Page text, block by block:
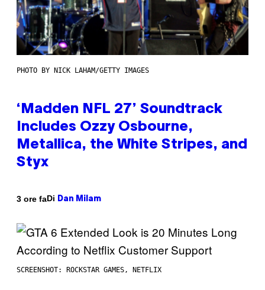
PHOTO BY NICK LAHAM/GETTY IMAGES
‘Madden NFL 27’ Soundtrack
Includes Ozzy Osbourne,
Metallica, the White Stripes, and
Styx
3 ore faDi Dan Milam
SCREENSHOT: ROCKSTAR GAMES, NETFLIX